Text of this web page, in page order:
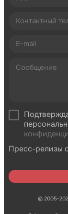
Пресс-релизы
© 2005-